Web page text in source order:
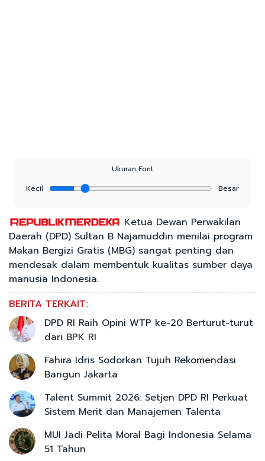
Ukuran Font
Kecil
Besar
Ketua Dewan Perwakilan
Daerah (DPD) Sultan B Najamuddin menilai program
Makan Bergizi Gratis (MBG) sangat penting dan
mendesak dalam membentuk kualitas sumber daya
manusia Indonesia.
BERITA TERKAIT:
DPD RI Raih Opini WTP ke-20 Berturut-turut
dari BPK RI
Fahira Idris Sodorkan Tujuh Rekomendasi
Bangun Jakarta
Talent Summit 2026: Setjen DPD RI Perkuat
Sistem Merit dan Manajemen Talenta
MUI Jadi Pelita Moral Bagi Indonesia Selama
51 Tahun